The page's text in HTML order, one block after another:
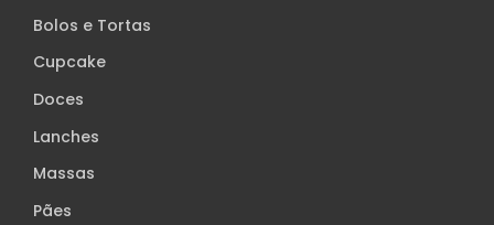
Bolos e Tortas
Cupcake
Doces
Lanches
Massas
Pães